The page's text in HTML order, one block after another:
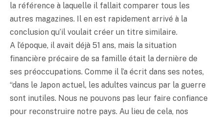
la référence à laquelle il fallait comparer tous les
autres magazines. Il en est rapidement arrivé à la
conclusion qu’il voulait créer un titre similaire.
A l’époque, il avait déjà 51 ans, mais la situation
financière précaire de sa famille était la dernière de
ses préoccupations. Comme il l’a écrit dans ses notes,
“dans le Japon actuel, les adultes vaincus par la guerre
sont inutiles. Nous ne pouvons pas leur faire confiance
pour reconstruire notre pays. Au lieu de cela, nos